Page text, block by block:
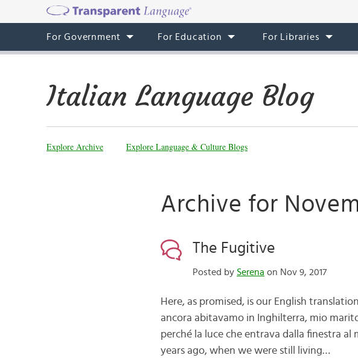
For Government For Education For Libraries
Italian Language Blog
Explore Archive Explore Language & Culture Blogs
Archive for
The Fugitive
Posted by Serena on Nov 9, 2017
Here, as promised, is our English
ancora abitavamo in Inghilterra, mio
perché la luce che entrava dalla finestra al
years ago, when we were still living…